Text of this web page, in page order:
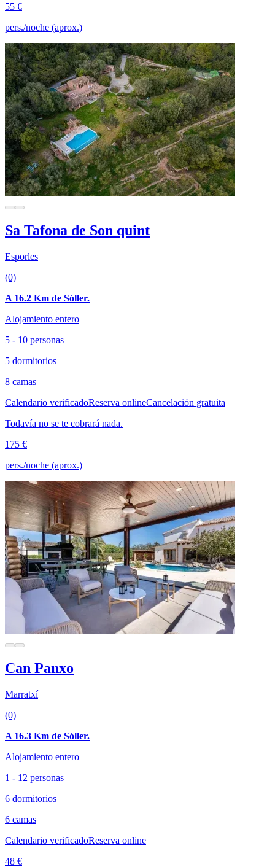
55 €
pers./noche (aprox.)
Sa Tafona de Son quint
Esporles
(0)
A 16.2 Km de Sóller.
Alojamiento entero
5 - 10 personas
5 dormitorios
8 camas
Calendario verificadoReserva onlineCancelación gratuita
Todavía no se te cobrará nada.
175 €
pers./noche (aprox.)
Can Panxo
Marratxí
(0)
A 16.3 Km de Sóller.
Alojamiento entero
1 - 12 personas
6 dormitorios
6 camas
Calendario verificadoReserva online
48 €